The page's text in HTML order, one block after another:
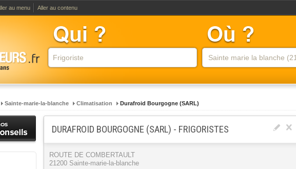
au menu Aller au contenu
Sainte-marie-la-blanche Climatisation Durafroid Bourgogne (SARL)
DURAFROID BOURGOGNE (SARL) - FRIGORISTES
ROUTE DE COMBERTAULT
21200 Sainte-marie-la-blanche